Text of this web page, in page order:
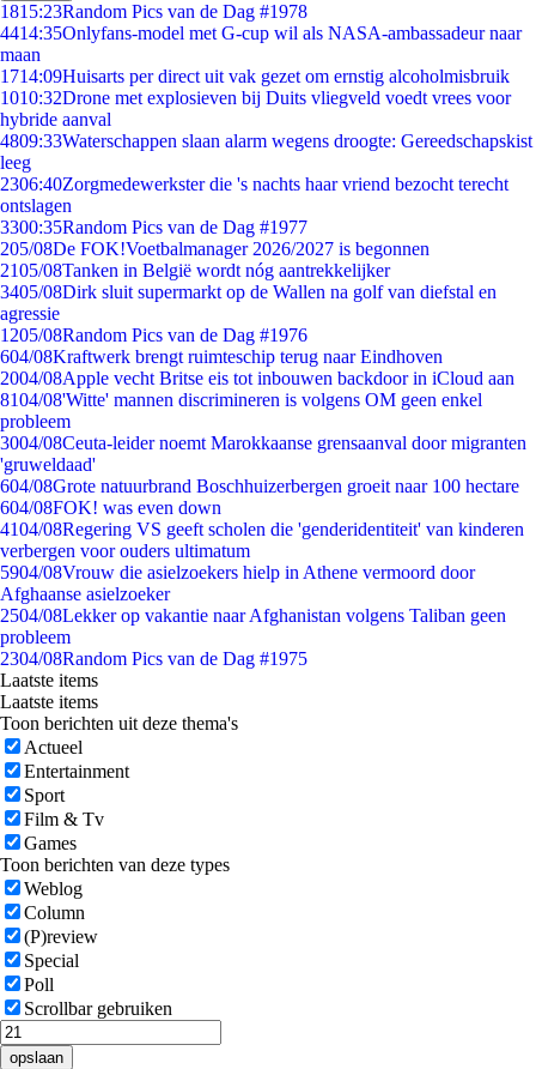
1815:23Random Pics van de Dag #1978
4414:35Onlyfans-model met G-cup wil als NASA-ambassadeur naar
maan
1714:09Huisarts per direct uit vak gezet om ernstig alcoholmisbruik
1010:32Drone met explosieven bij Duits vliegveld voedt vrees voor
hybride aanval
4809:33Waterschappen slaan alarm wegens droogte: Gereedschapskist
leeg
2306:40Zorgmedewerkster die 's nachts haar vriend bezocht terecht
ontslagen
3300:35Random Pics van de Dag #1977
205/08De FOK!Voetbalmanager 2026/2027 is begonnen
2105/08Tanken in België wordt nóg aantrekkelijker
3405/08Dirk sluit supermarkt op de Wallen na golf van diefstal en
agressie
1205/08Random Pics van de Dag #1976
604/08Kraftwerk brengt ruimteschip terug naar Eindhoven
2004/08Apple vecht Britse eis tot inbouwen backdoor in iCloud aan
8104/08'Witte' mannen discrimineren is volgens OM geen enkel
probleem
3004/08Ceuta-leider noemt Marokkaanse grensaanval door migranten
'gruweldaad'
604/08Grote natuurbrand Boschhuizerbergen groeit naar 100 hectare
604/08FOK! was even down
4104/08Regering VS geeft scholen die 'genderidentiteit' van kinderen
verbergen voor ouders ultimatum
5904/08Vrouw die asielzoekers hielp in Athene vermoord door
Afghaanse asielzoeker
2504/08Lekker op vakantie naar Afghanistan volgens Taliban geen
probleem
2304/08Random Pics van de Dag #1975
Laatste items
Laatste items
Toon berichten uit deze thema's
Actueel
Entertainment
Sport
Film & Tv
Games
Toon berichten van deze types
Weblog
Column
(P)review
Special
Poll
Scrollbar gebruiken
opslaan